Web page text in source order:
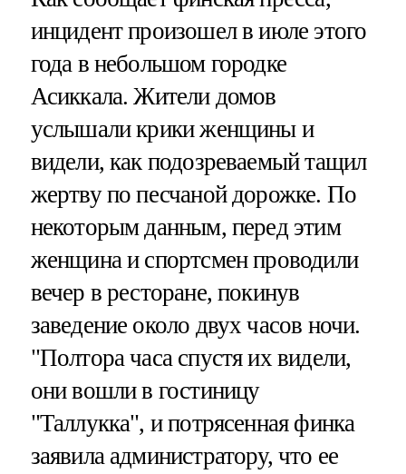
инцидент произошел в июле этого
года в небольшом городке
Асиккала. Жители домов
услышали крики женщины и
видели, как подозреваемый тащил
жертву по песчаной дорожке. По
некоторым данным, перед этим
женщина и спортсмен проводили
вечер в ресторане, покинув
заведение около двух часов ночи.
"Полтора часа спустя их видели,
они вошли в гостиницу
"Таллукка", и потрясенная финка
заявила администратору, что ее